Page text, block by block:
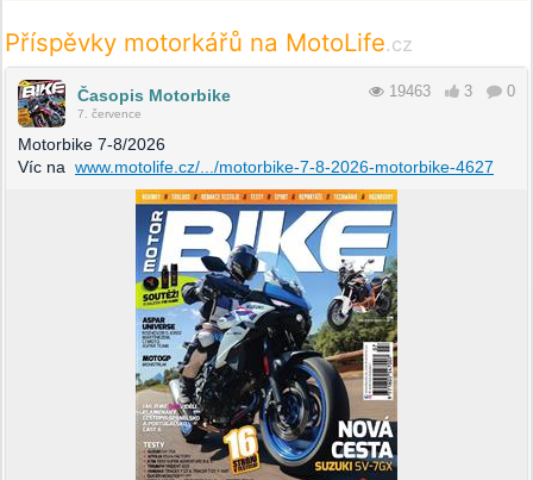
Příspěvky motorkářů na MotoLife.cz
Časopis Motorbike
7. července
19463 3 0
Motorbike 7-8/2026
Víc na www.motolife.cz/.../motorbike-7-8-2026-motorbike-4627